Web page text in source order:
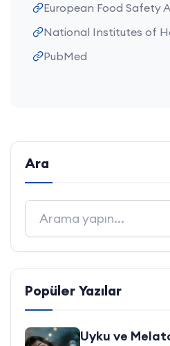
European Food Safety
National Institutes of
PubMed
Ara
Popüler Yazılar
Uyku ve